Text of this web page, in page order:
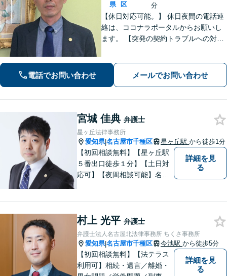
県
区
分
【休日対応可能。】 休日夜間の電話連
絡は、ココナラポータルからお願いし
ます。 【突発の契約トラブルへの対応
籍」トラブル等に対し状況に応じて適
切に問題解決を図ります。
電話でお問い合わせ メールでお問い合わせ
宮城 佳典 弁護士
星ヶ丘法律事務所
愛知県|名古屋市千種区 星ヶ丘駅 から徒歩1分
【初回相談無料】【星ヶ丘駅
５番出口徒歩１分】【土日対
応可】【夜間相談可能】名古
詳細を見
る
村上 光平 弁護士
弁護士法人名古屋北法律事務所 ちくさ事務所
愛知県|名古屋市千種区 今池駅 から徒歩5分
【初回相談無料】【法テラス
利用可】相続・遺言／離婚・
詳細を見
る